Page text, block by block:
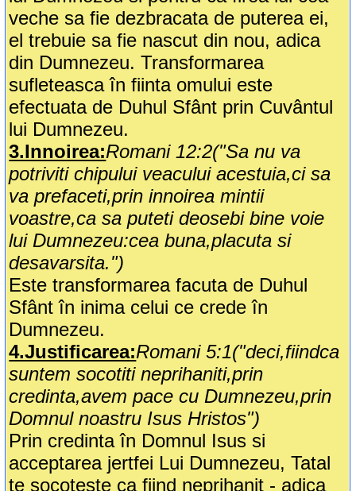
veche sa fie dezbracata de puterea ei,
el trebuie sa fie nascut din nou, adica
din Dumnezeu. Transformarea
sufleteasca în fiinta omului este
efectuata de Duhul Sfânt prin Cuvântul
lui Dumnezeu.
3.Innoirea:Romani 12:2("Sa nu va
potriviti chipului veacului acestuia,ci sa
va prefaceti,prin innoirea mintii
voastre,ca sa puteti deosebi bine voie
lui Dumnezeu:cea buna,placuta si
desavarsita.")
Este transformarea facuta de Duhul
Sfânt în inima celui ce crede în
Dumnezeu.
4.Justificarea:Romani 5:1("deci,fiindca
suntem socotiti neprihaniti,prin
credinta,avem pace cu Dumnezeu,prin
Domnul noastru Isus Hristos")
Prin credinta în Domnul Isus si
acceptarea jertfei Lui Dumnezeu, Tatal
te socoteste ca fiind neprihanit - adica